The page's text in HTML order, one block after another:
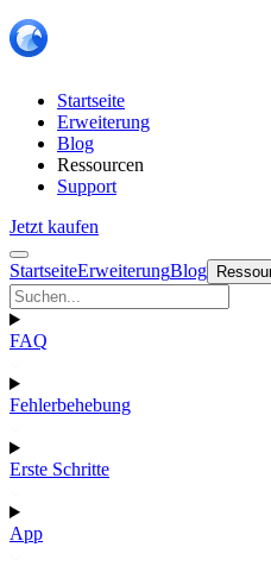
Startseite
Erweiterung
Blog
Ressourcen
Support
Jetzt kaufen
StartseiteErweiterungBlog
FAQ
Fehlerbehebung
Erste Schritte
App